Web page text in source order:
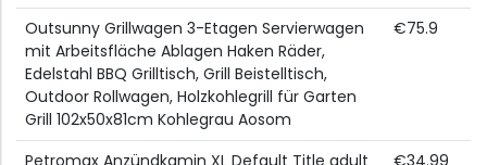
Outsunny Grillwagen 3-Etagen Servierwagen
mit Arbeitsfläche Ablagen Haken Räder,
Edelstahl BBQ Grilltisch, Grill Beistelltisch,
Outdoor Rollwagen, Holzkohlegrill für Garten
Grill 102x50x81cm Kohlegrau Aosom
€75.9